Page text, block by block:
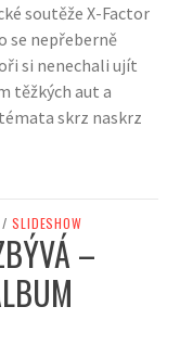
soutěže X-Factor
se nepřeberně
si nenechali ujít
těžkých aut a
skrz naskrz
/ SLIDESHOW
–